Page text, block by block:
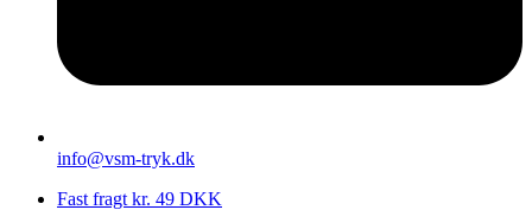
info@vsm-tryk.dk
Fast fragt kr. 49 DKK